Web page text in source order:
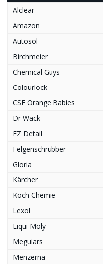
Alclear
Amazon
Autosol
Birchmeier
Chemical Guys
Colourlock
CSF Orange Babies
Dr Wack
EZ Detail
Felgenschrubber
Gloria
Kärcher
Koch Chemie
Lexol
Liqui Moly
Meguiars
Menzerna